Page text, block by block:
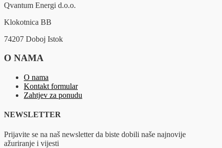
Qvantum Energi d.o.o.
Klokotnica BB
74207 Doboj Istok
O NAMA
O nama
Kontakt formular
Zahtjev za ponudu
NEWSLETTER
Prijavite se na naš newsletter da biste dobili naše najnovije
ažuriranje i vijesti